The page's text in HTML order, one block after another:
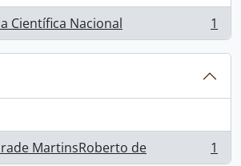
Científica Nacional
1
MartinsRoberto de
1